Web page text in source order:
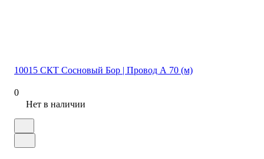
10015 СКТ Сосновый Бор | Провод А 70 (м)
0
Нет в наличии